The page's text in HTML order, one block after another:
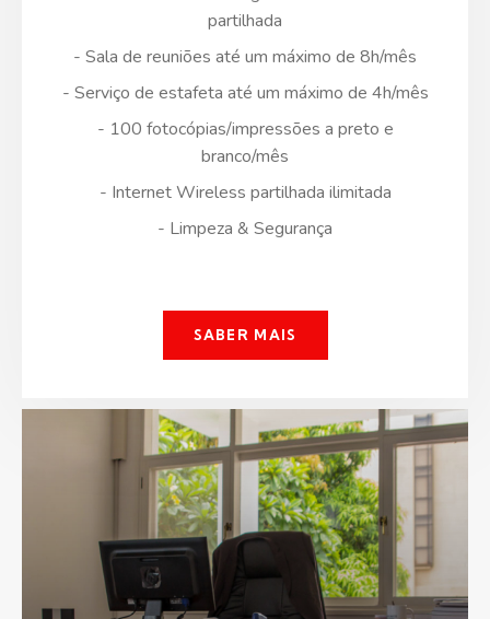
partilhada
- Sala de reuniões até um máximo de 8h/mês
- Serviço de estafeta até um máximo de 4h/mês
- 100 fotocópias/impressões a preto e
branco/mês
- Internet Wireless partilhada ilimitada
- Limpeza & Segurança
SABER MAIS